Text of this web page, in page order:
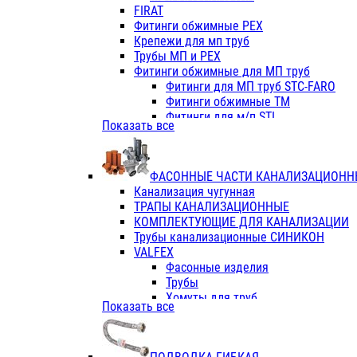
Фитинги ПП белые
Фитинги ПП белые
Фитинги ППс металл.белые
VALFEX
Трубы PE-RT
Трубы ПП водопровод белые
Трубы ПП водопровод серые
Трубы армированные
Трубы армированные
Фитинги с металл. серые
Фитинги ПП (серые)
Фитинги ПП белые
Краны
Фитинги ПП (белые)
Фитинги ПП с металлом белые
ПК КОНТУР
Краны полипропиленовые
Трубы полипропиленивые
FIRAT
Фитинги обжимные PEX
Крепежи для мп труб
Трубы МП и PEX
Фитинги обжимные для МП труб
Фитинги для МП труб STC-FARO
Фитинги обжимные ТМ
Фитинги для м/п STI
Фитинги для МП труб TITAN
TK
VALFEX
Показать все
ФАСОННЫЕ ЧАСТИ
Канализация чугунная
ТРАПЫ КАНАЛИЗАЦИОННЫЕ
КОМПЛЕКТУЮЩИЕ ДЛЯ КАНАЛИЗАЦИИ
Трубы канализационные СИНИКОН
VALFEX
Фасонные изделия
Трубы
Хомуты для труб
ПВХ (стройполимер)
Показать все